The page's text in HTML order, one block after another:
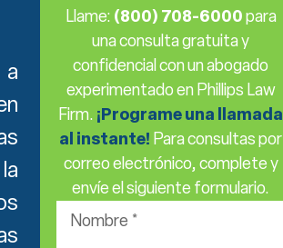
a
Llame: (800) 708-6000para
una consulta gratuita y
confidencial con un abogado
experimentado en Phillips Law
Firm. ¡Programe una llamada
al instante! Para consultas por
correo electrónico, complete y
envíe el siguiente formulario.
Nombre